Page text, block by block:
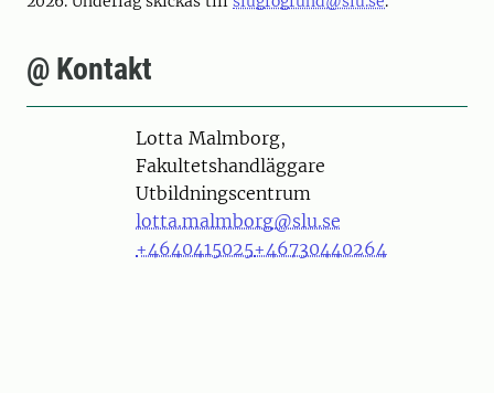
@ Kontakt
PersonLotta Malmborg,
Fakultetshandläggare
Utbildningscentrum
lotta.malmborg@slu.se
+4640415025+46730440264